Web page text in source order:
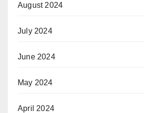
August 2024
July 2024
June 2024
May 2024
April 2024